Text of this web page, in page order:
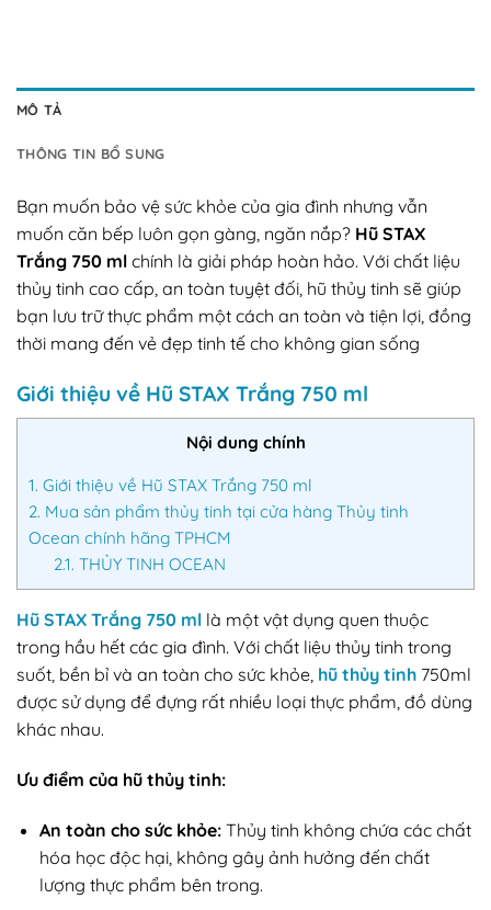
MÔ TẢ
THÔNG TIN BỔ SUNG
Bạn muốn bảo vệ sức khỏe của gia đình nhưng vẫn
muốn căn bếp luôn gọn gàng, ngăn nắp? Hũ STAX
Trắng 750 ml chính là giải pháp hoàn hảo. Với chất liệu
thủy tinh cao cấp, an toàn tuyệt đối, hũ thủy tinh sẽ giúp
bạn lưu trữ thực phẩm một cách an toàn và tiện lợi, đồng
thời mang đến vẻ đẹp tinh tế cho không gian sống
Giới thiệu về Hũ STAX Trắng 750 ml
Nội dung chính
1. Giới thiệu về Hũ STAX Trắng 750 ml
2. Mua sản phẩm thủy tinh tại cửa hàng Thủy tinh
Ocean chính hãng TPHCM
2.1. THỦY TINH OCEAN
Hũ STAX Trắng 750 ml là một vật dụng quen thuộc
trong hầu hết các gia đình. Với chất liệu thủy tinh trong
suốt, bền bỉ và an toàn cho sức khỏe, hũ thủy tinh 750ml
được sử dụng để đựng rất nhiều loại thực phẩm, đồ dùng
khác nhau.
Ưu điểm của hũ thủy tinh:
An toàn cho sức khỏe:Thủy tinh không chứa các chất
hóa học độc hại, không gây ảnh hưởng đến chất
lượng thực phẩm bên trong.